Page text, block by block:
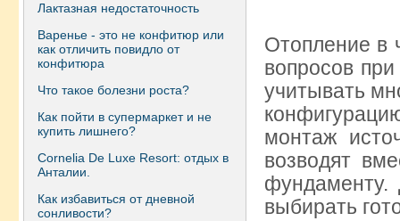
Лактазная недостаточность
Варенье - это не конфитюр или
как отличить повидло от
конфитюра
Что такое болезни роста?
Как пойти в супермаркет и не
купить лишнего?
Сornelia De Luxe Resort: отдых в
Анталии.
Как избавиться от дневной
сонливости?
Отопление в
вопросов
учитывать
монтаж
возводят
фундаменту.
выбирать